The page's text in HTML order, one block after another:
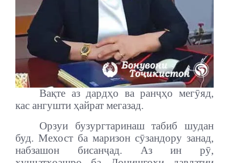
Вақте аз дардҳо ва ранҷҳо мегӯяд,
кас ангушти ҳайрат мегазад.
Орзуи бузургтаринаш табиб шудан
буд. Мехост ба маризон сӯзандору занад,
набзашон бисанҷад. Аз ин рӯ,